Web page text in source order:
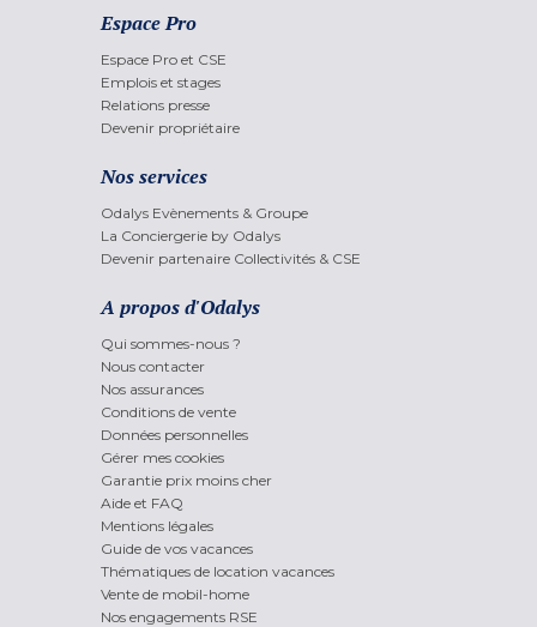
Espace Pro
Espace Pro et CSE
Emplois et stages
Relations presse
Devenir propriétaire
Nos services
Odalys Evènements & Groupe
La Conciergerie by Odalys
Devenir partenaire Collectivités & CSE
A propos d'Odalys
Qui sommes-nous ?
Nous contacter
Nos assurances
Conditions de vente
Données personnelles
Gérer mes cookies
Garantie prix moins cher
Aide et FAQ
Mentions légales
Guide de vos vacances
Thématiques de location vacances
Vente de mobil-home
Nos engagements RSE